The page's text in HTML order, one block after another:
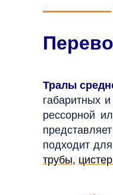
Тралы
габаритных и
рессорной
подходит
трубы,